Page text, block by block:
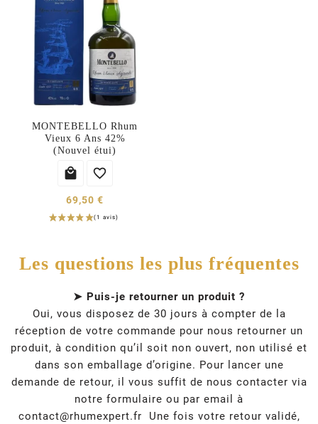
MONTEBELLO Rhum
Vieux 6 Ans 42%
(Nouvel étui)
 
69,50 €
Les questions les plus fréquentes
➤ Puis-je retourner un produit ?
Oui, vous disposez de 30 jours à compter de la
réception de votre commande pour nous retourner un
produit, à condition qu’il soit non ouvert, non utilisé et
dans son emballage d’origine. Pour lancer une
demande de retour, il vous suffit de nous contacter via
notre formulaire ou par email à
contact@rhumexpert.fr Une fois votre retour validé,